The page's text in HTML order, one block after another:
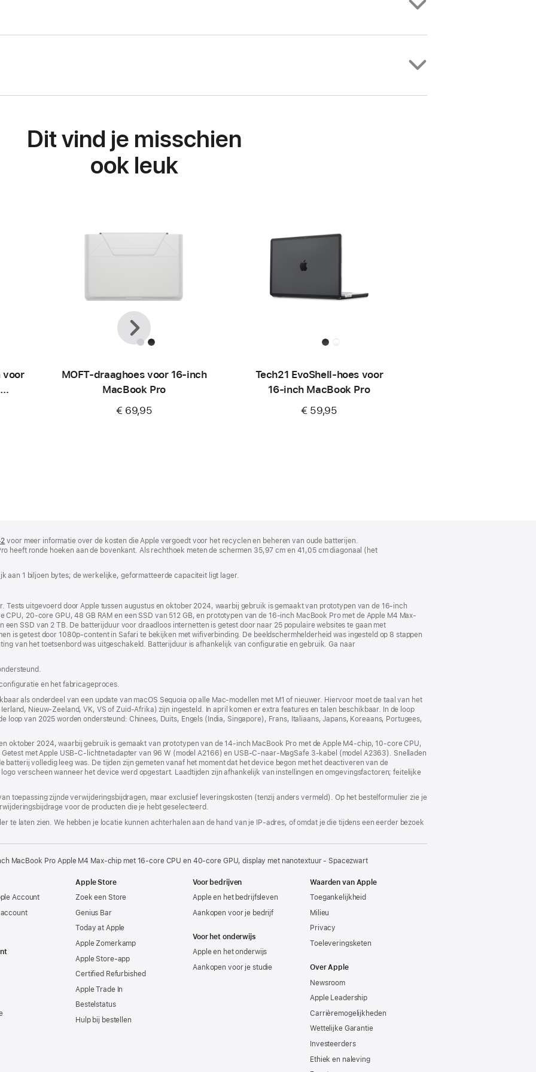
Dit vind je misschien
ook leuk
voor
MOFT-draaghoes voor 16-inch
MacBook Pro
€ 69,95
Tech21 EvoShell-hoes voor
16‑inch MacBook Pro
€ 59,95
Vorige
Volgende
(wordt
in
geopend)
voor meer informatie over de kosten die Apple vergoedt voor het recyclen en beheren van oude batterijen.
heeft ronde hoeken aan de bovenkant. Als rechthoek meten de schermen 35,97 cm en 41,05 cm diagonaal (het
aan 1 biljoen bytes; de werkelijke, geformatteerde capaciteit ligt lager.
uitgevoerd door Apple tussen augustus en oktober 2024, waarbij gebruik is gemaakt van prototypen van de 16‑inch
20‑core GPU, 48 GB RAM en een SSD van 512 GB, en prototypen van de 16‑inch MacBook Pro met de Apple M4 Max-
een SSD van 2 TB. De batterijduur voor draadloos internetten is getest door naar 25 populaire websites te gaan met
is getest door 1080p-content in Safari te bekijken met wifiverbinding. De beeldscherm­helderheid was ingesteld op 8 stappen
van het toetsenbord was uitgeschakeld. Batterijduur is afhankelijk van configuratie en gebruik. Ga naar
en het fabricageproces.
als onderdeel van een update van macOS Sequoia op alle Mac-modellen met M1 of nieuwer. Hiervoor moet de taal van het
Nieuw-Zeeland, VK, VS of Zuid-Afrika) zijn ingesteld. In april komen er extra features en talen beschikbaar. In de loop
loop van 2025 worden ondersteund: Chinees, Duits, Engels (India, Singapore), Frans, Italiaans, Japans, Koreaans, Portugees,
oktober 2024, waarbij gebruik is gemaakt van prototypen van de 14‑inch MacBook Pro met de Apple M4-chip, 10‑core CPU,
Getest met Apple USB‑C-lichtnetadapter van 96 W (model A2166) en USB‑C-naar-MagSafe 3-kabel (model A2363). Snelladen
batterij volledig leeg was. De tijden zijn gemeten vanaf het moment dat het device begon met het deactiveren van de
verscheen wanneer het device werd opgestart. Laadtijden zijn afhankelijk van instellingen en omgevings­­factoren; feitelijke
toepassing zijnde verwijderingsbijdragen, maar exclusief leveringskosten (tenzij anders vermeld). Op het bestelformulier zie je
voor de producten die je hebt geselecteerd.
te laten zien. We hebben je locatie kunnen achterhalen aan de hand van je IP-adres, of omdat je die tijdens een eerder bezoek
MacBook Pro Apple M4 Max-chip met 16‑core CPU en 40‑core GPU, display met nanotextuur - Spacezwart
Account
Apple Store
Zoek een Store
Genius Bar
Today at Apple
Apple Zomerkamp
Apple Store-app
Certified Refurbished
Apple Trade In
Bestelstatus
Hulp bij bestellen
Voor bedrijven
Apple en het bedrijfsleven
Aankopen voor je bedrijf
Voor het onderwijs
Apple en het onderwijs
Aankopen voor je studie
Waarden van Apple
Toegankelijkheid
Milieu
Privacy
Toeleveringsketen
Over Apple
Newsroom
Apple Leadership
Carrièremogelijkheden
Wettelijke Garantie
Investeerders
Ethiek en naleving